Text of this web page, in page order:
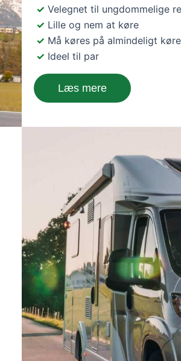
Velegnet til ungdommelige
Lille og nem at køre
Må køres på almindeligt
Ideel til par
Læs mere